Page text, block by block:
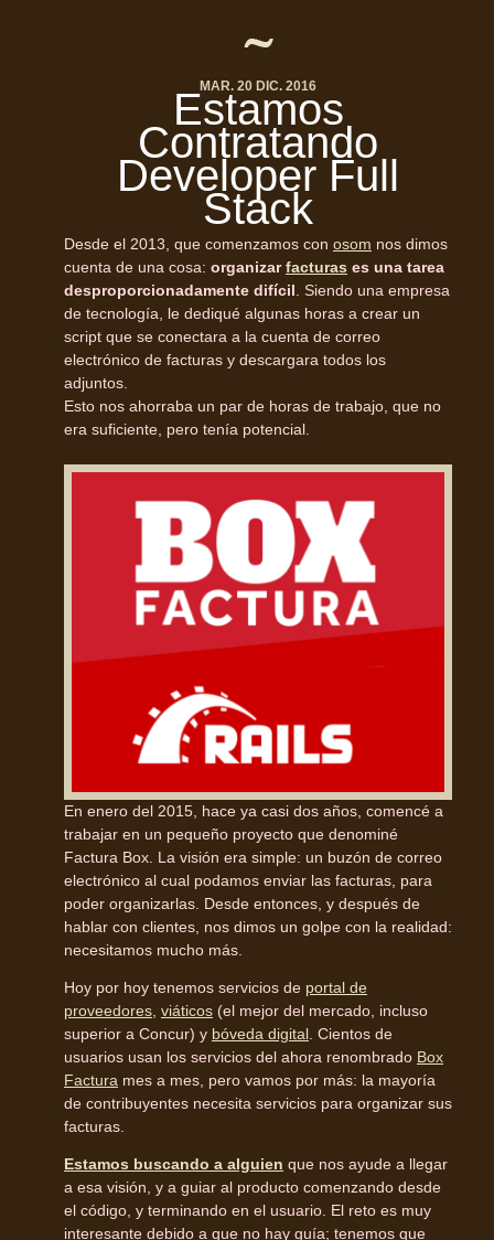
MAR. 20 DIC. 2016
Estamos
Contratando
Developer Full
Stack
Desde el 2013, que comenzamos con osom nos dimos
cuenta de una cosa: organizarfacturas es una tarea
desproporcionadamente difícil . Siendo una empresa
de tecnología, le dediqué algunas horas a crear un
script que se conectara a la cuenta de correo
electrónico de facturas y descargara todos los
adjuntos.
Esto nos ahorraba un par de horas de trabajo, que no
era suficiente, pero tenía potencial.
En enero del 2015, hace ya casi dos años, comencé a
trabajar en un pequeño proyecto que denominé
Factura Box. La visión era simple: un buzón de correo
electrónico al cual podamos enviar las facturas, para
poder organizarlas. Desde entonces, y después de
hablar con clientes, nos dimos un golpe con la realidad:
necesitamos mucho más.
Hoy por hoy tenemos servicios de portal de
proveedores viáticos (el mejor del mercado, incluso
superior a Concur) y bóveda digital . Cientos de
usuarios usan los servicios del ahora renombrado Box
Factura mes a mes, pero vamos por más: la mayoría
de contribuyentes necesita servicios para organizar sus
facturas.
Estamos buscando a alguien que nos ayude a llegar
a esa visión, y a guiar al producto comenzando desde
el código, y terminando en el usuario. El reto es muy
interesante debido a que no hay guía; tenemos que